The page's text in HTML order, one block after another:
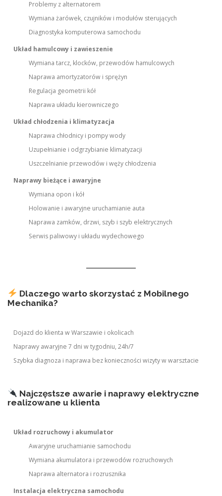
Problemy z alternatorem
Wymiana żarówek, czujników i modułów sterujących
Diagnostyka komputerowa samochodu
Układ hamulcowy i zawieszenie
Wymiana tarcz, klocków, przewodów hamulcowych
Naprawa amortyzatorów i sprężyn
Regulacja geometrii kół
Naprawa układu kierowniczego
Układ chłodzenia i klimatyzacja
Naprawa chłodnicy i pompy wody
Uzupełnianie i odgrzybianie klimatyzacji
Uszczelnianie przewodów i węży chłodzenia
Naprawy bieżące i awaryjne
Wymiana opon i kół
Holowanie i awaryjne uruchamianie auta
Naprawa zamków, drzwi, szyb i szyb elektrycznych
Serwis paliwowy i układu wydechowego
Dlaczego warto skorzystać z Mobilnego
Mechanika?
Dojazd do klienta w Warszawie i okolicach
Naprawy awaryjne 7 dni w tygodniu, 24h/7
Szybka diagnoza i naprawa bez konieczności wizyty w warsztacie
Najczęstsze awarie i naprawy elektryczne
realizowane u klienta
Układ rozruchowy i akumulator
Awaryjne uruchamianie samochodu
Wymiana akumulatora i przewodów rozruchowych
Naprawa alternatora i rozrusznika
Instalacja elektryczna samochodu